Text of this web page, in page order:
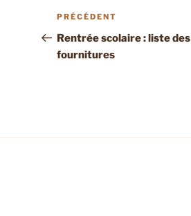
Navigation
de
l’article
Article
précédent
PRÉCÉDENT
Rentrée scolaire : liste des
fournitures